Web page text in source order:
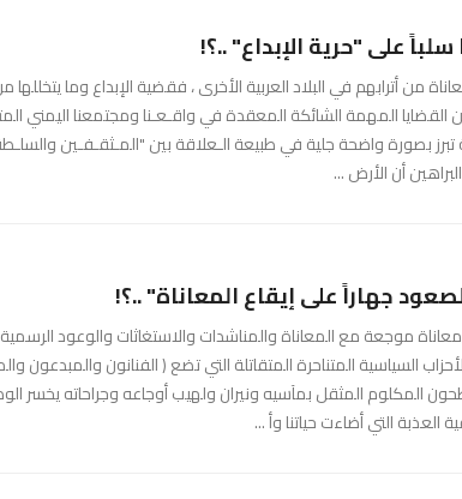
على "حرية الإبداع" ..؟!
من أترابهم في البلاد العربية الأخرى ، فقضية الإبداع وما يتخللها
القضايا المهمة الشائكة المعقدة في واقـعـنا ومجتمعنا اليمني
بصورة واضحة جلية في طبيعة الـعلاقة بين "المـثقـفـين
أن الأرض ...
جهاراً على إيقاع المعاناة" ..؟!
موجعة مع المعاناة والمناشدات والاستغاثات والوعود الرسمية
السياسية المتناحرة المتقاتلة التي تضع ( الفنانون والمبدعون
المكلوم المثقل بمآسيه ونيران ولهيب أوجاعه وجراحاته يخسر
التي أضاءت حياتنا وأ ...